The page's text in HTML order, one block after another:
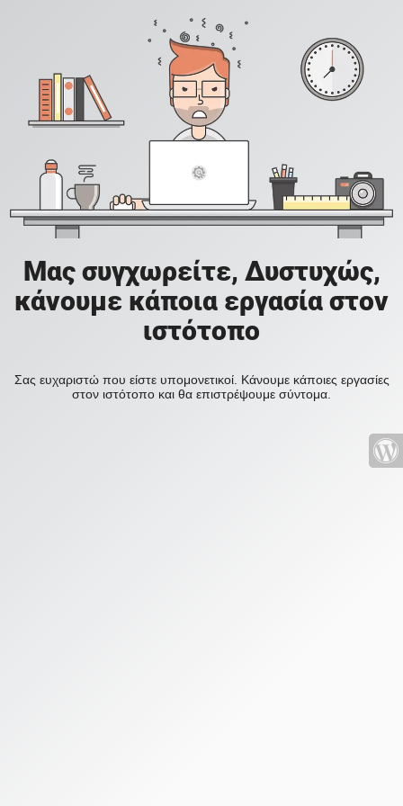
Μας συγχωρείτε, Δυστυχώς,
κάνουμε κάποια εργασία στον
ιστότοπο
Σας ευχαριστώ που είστε υπομονετικοί. Κάνουμε κάποιες εργασίες
στον ιστότοπο και θα επιστρέψουμε σύντομα.